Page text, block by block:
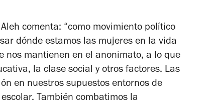
Aleh comenta: “como movimiento político
dónde estamos las mujeres en la vida
nos mantienen en el anonimato, a lo que
la clase social y otros factores. Las
en nuestros supuestos entornos de
También combatimos la